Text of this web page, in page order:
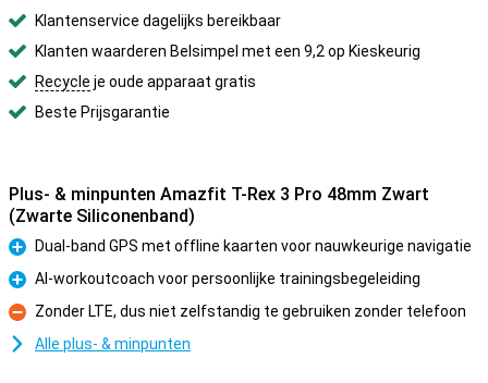
Klantenservice dagelijks bereikbaar
Klanten waarderen Belsimpel met een 9,2 op Kieskeurig
Recycle je oude apparaat gratis
Beste Prijsgarantie
Plus- & minpunten Amazfit T-Rex 3 Pro 48mm Zwart
(Zwarte Siliconenband)
Pluspunt
Dual-band GPS met offline kaarten voor nauwkeurige navigatie
Pluspunt
AI-workoutcoach voor persoonlijke trainingsbegeleiding
Minpunt
Zonder LTE, dus niet zelfstandig te gebruiken zonder telefoon
Alle plus- & minpunten